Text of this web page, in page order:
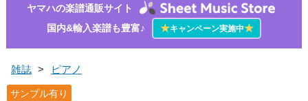
ヤマハの楽譜通販サイト
国内&輸入楽譜も豊富♪
★キャンペーン実施中★
雑誌 > ピアノ
サンプル有り